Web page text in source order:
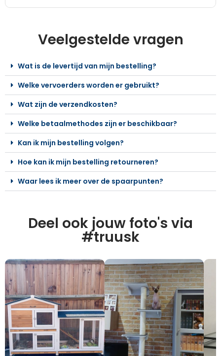
Veelgestelde vragen
Wat is de levertijd van mijn bestelling?
Welke vervoerders worden er gebruikt?
Wat zijn de verzendkosten?
Welke betaalmethodes zijn er beschikbaar?
Kan ik mijn bestelling volgen?
Hoe kan ik mijn bestelling retourneren?
Waar lees ik meer over de spaarpunten?
Deel ook jouw foto's via
#truusk